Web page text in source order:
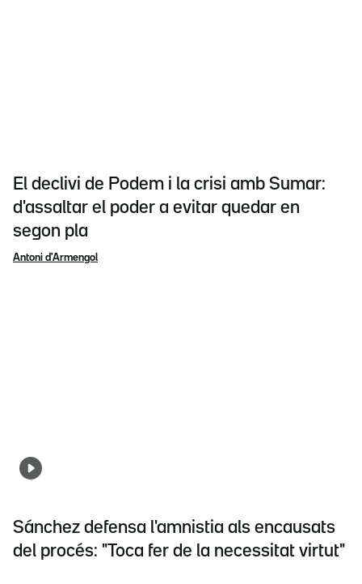
El declivi de Podem i la crisi amb Sumar:
d'assaltar el poder a evitar quedar en
segon pla
Antoni d'Armengol
Sánchez defensa l'amnistia als encausats
del procés: "Toca fer de la necessitat virtut"